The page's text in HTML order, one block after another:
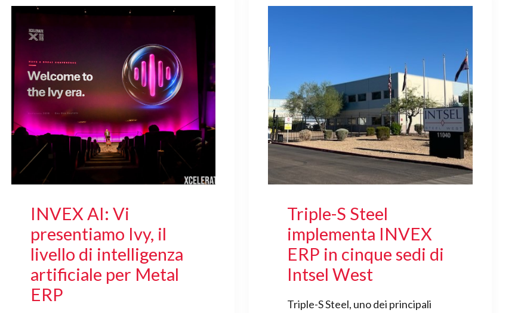
INVEX AI: Vi
presentiamo Ivy, il
livello di intelligenza
artificiale per Metal
ERP
Triple-S Steel
implementa INVEX
ERP in cinque sedi di
Intsel West
Triple-S Steel, uno dei principali